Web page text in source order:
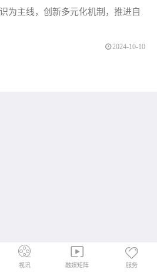
视讯 融媒矩阵 服务
为主线，创新多元化机制，推进自
2024-10-10